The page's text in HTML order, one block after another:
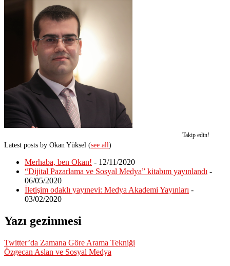
Takip edin!
Latest posts by Okan Yüksel (see all)
Merhaba, ben Okan! - 12/11/2020
“Dijital Pazarlama ve Sosyal Medya” kitabım yayınlandı -
06/05/2020
İletişim odaklı yayınevi: Medya Akademi Yayınları -
03/02/2020
Yazı gezinmesi
Twitter’da Zamana Göre Arama Tekniği
Özgecan Aslan ve Sosyal Medya